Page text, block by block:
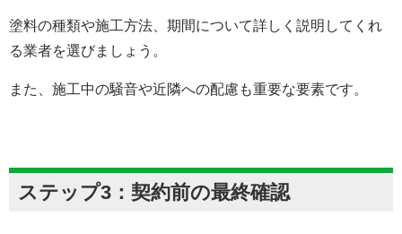
塗料の種類や施工方法、期間について詳しく説明してくれ
る業者を選びましょう。
また、施工中の騒音や近隣への配慮も重要な要素です。
ステップ3：契約前の最終確認